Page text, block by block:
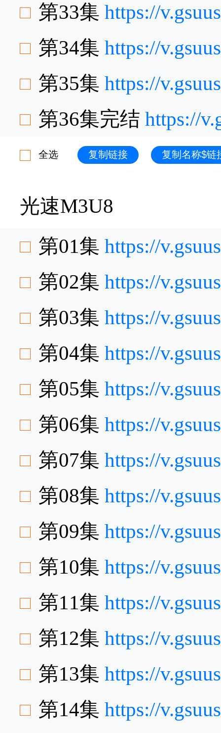
第33集 https://
第34集 https://
第35集 https://
第36集完结 https://
全选 复制链接 复制名称$链
光速M3U8
第01集 https://
第02集 https://
第03集 https://
第04集 https://
第05集 https://
第06集 https://
第07集 https://
第08集 https://
第09集 https://
第10集 https://
第11集 https://
第12集 https://
第13集 https://
第14集 https://